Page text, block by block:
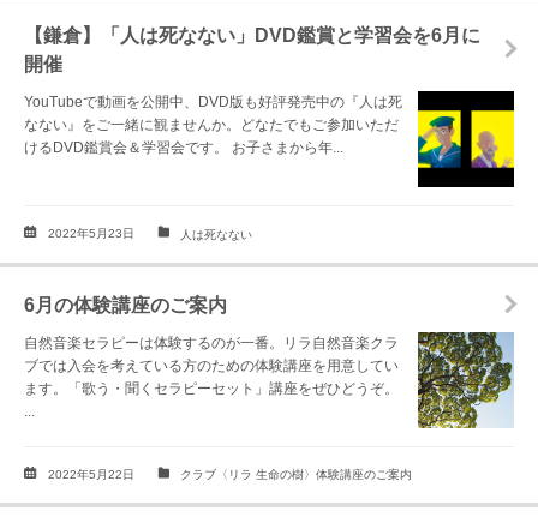
【鎌倉】「人は死なない」DVD鑑賞と学習会を6月に
開催
YouTubeで動画を公開中、DVD版も好評発売中の『人は死
なない』をご一緒に観ませんか。どなたでもご参加いただ
けるDVD鑑賞会＆学習会です。 お子さまから年...
2022年5月23日 人は死なない
6月の体験講座のご案内
自然音楽セラピーは体験するのが一番。リラ自然音楽クラ
ブでは入会を考えている方のための体験講座を用意してい
ます。「歌う・聞くセラピーセット」講座をぜひどうぞ。
2022年5月22日 クラブ〈リラ 生命の樹〉体験講座のご案内